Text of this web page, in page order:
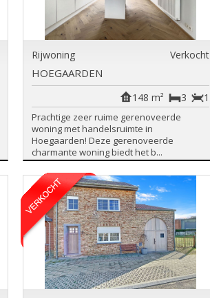
Rijwoning Verkocht
HOEGAARDEN
1
3
148 m²
Prachtige zeer ruime gerenoveerde
woning met handelsruimte in
Hoegaarden! Deze gerenoveerde
charmante woning biedt het b...